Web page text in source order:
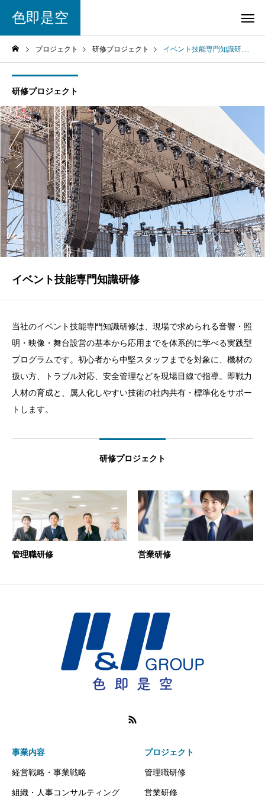
色即是空
プロジェクト 研修プロジェクト イベント技能専門知識研修
研修プロジェクト
イベント技能専門知識研修
当社のイベント技能専門知識研修は、現場で求められる音響・照
明・映像・舞台設営の基本から応用までを体系的に学べる実践型
プログラムです。初心者から中堅スタッフまでを対象に、機材の
扱い方、トラブル対応、安全管理などを現場目線で指導。即戦力
人材の育成と、属人化しやすい技術の社内共有・標準化をサポー
トします。
研修プロジェクト
管理職研修 営業研修
事業内容
経営戦略・事業戦略
組織・人事コンサルティング
プロジェクト
管理職研修
営業研修